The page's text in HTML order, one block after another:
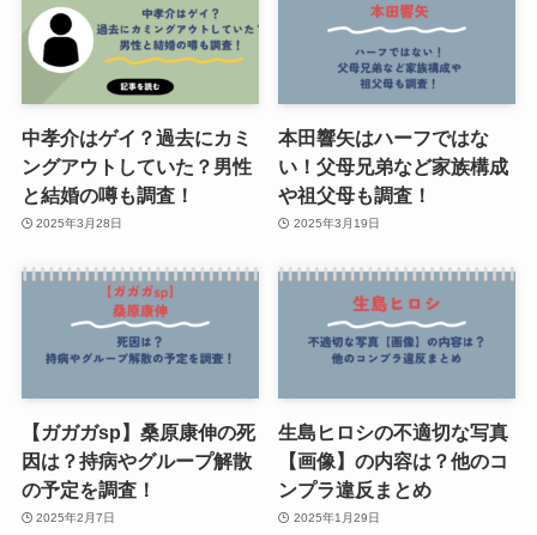
中孝介はゲイ？過去にカミ
ングアウトしていた？男性
と結婚の噂も調査！
2025年3月28日
本田響矢はハーフではな
い！父母兄弟など家族構成
や祖父母も調査！
2025年3月19日
【ガガガsp】桑原康伸の死
因は？持病やグループ解散
の予定を調査！
2025年2月7日
生島ヒロシの不適切な写真
【画像】の内容は？他のコ
ンプラ違反まとめ
2025年1月29日